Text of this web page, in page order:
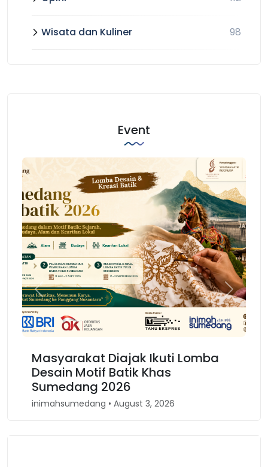
Wisata dan Kuliner 98
Event
Diajak Ikuti Lomba
Batik Khas
2026
• August 3, 2026
Karnaval
Previous Next